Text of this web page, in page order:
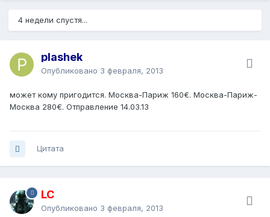
4 недели спустя...
plashek
Опубликовано 3 февраля, 2013
может кому пригодится. Москва-Париж 160€. Москва-Париж-
Москва 280€. Отправление 14.03.13
Цитата
LC
Опубликовано 3 февраля, 2013